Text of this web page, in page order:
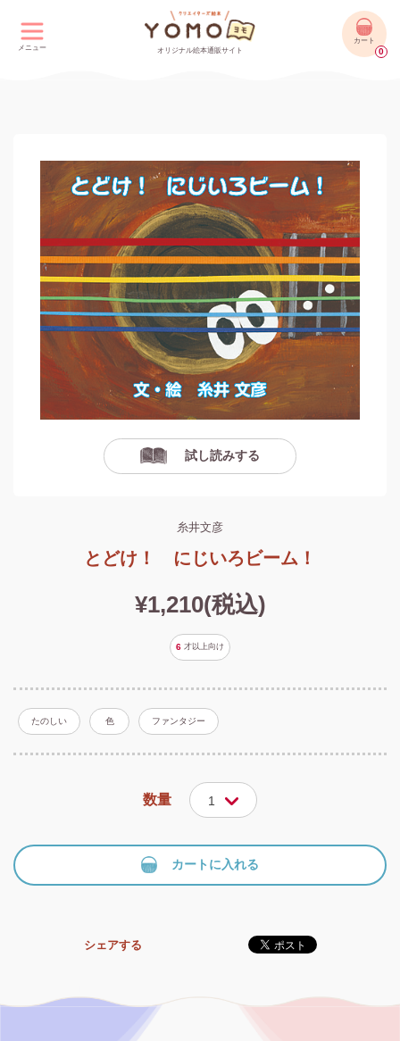
メニュー オリジナル絵本通販サイト
カート
0
試し読みする
糸井文彦
とどけ！ にじいろビーム！
¥1,210(税込)
6 才以上向け
たのしい 色 ファンタジー
数量 1
カートに入れる
シェアする